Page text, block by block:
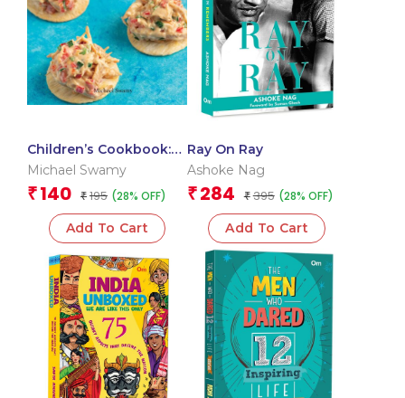
Children’s Cookbook:
After School Snacks –
Step-by-Step (Junior
Chef Cookbook)
Michael Swamy
₹ 140 ₹ 195 (28% OFF)
Add To Cart
Ray On Ray
Ashoke Nag
₹ 284 ₹ 395 (28% OFF)
Add To Cart